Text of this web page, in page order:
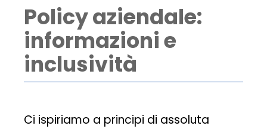
Policy aziendale:
informazioni e
inclusività
Ci ispiriamo a principi di assoluta